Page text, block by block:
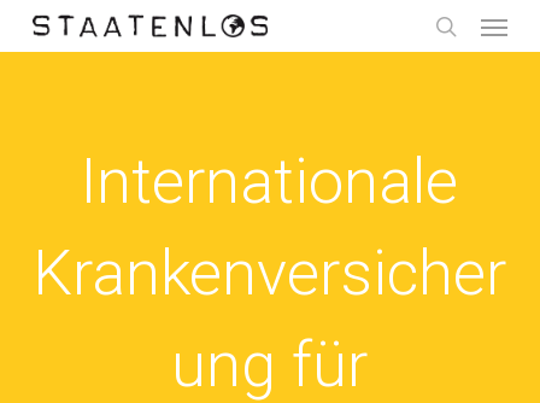
Skip
to
search
Internationale
Krankenversicher
ung für